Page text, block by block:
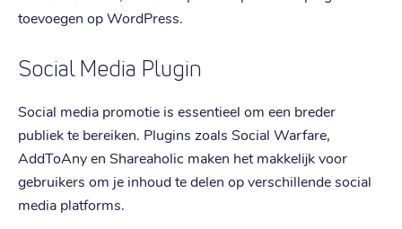
toevoegen op WordPress.
Social Media Plugin
Social media promotie is essentieel om een breder
publiek te bereiken. Plugins zoals Social Warfare,
AddToAny en Shareaholic maken het makkelijk voor
gebruikers om je inhoud te delen op verschillende social
media platforms.